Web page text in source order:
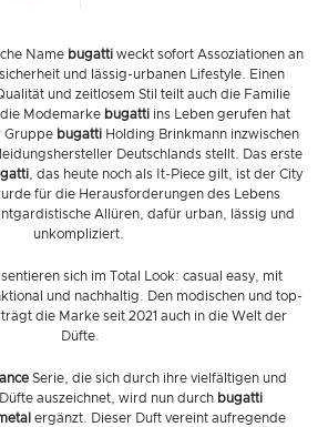
Name bugattiweckt sofort Assoziationen an
und lässig-urbanen Lifestyle. Einen
und zeitlosem Stil teilt auch die Familie
die Modemarke bugattiins Leben gerufen hat
Gruppe bugattiHolding Brinkmann inzwischen
Deutschlands stellt. Das erste
, das heute noch als It-Piece gilt, ist der City
für die Herausforderungen des Lebens
Allüren, dafür urban, lässig und
unkompliziert. ­
sich im Total Look: casual easy, mit
und nachhaltig. Den modischen und top-
die Marke seit 2021 auch in die Welt der
Düfte.
Serie, die sich durch ihre vielfältigen und
auszeichnet, wird nun durch bugatti
ergänzt. Dieser Duft vereint aufregende